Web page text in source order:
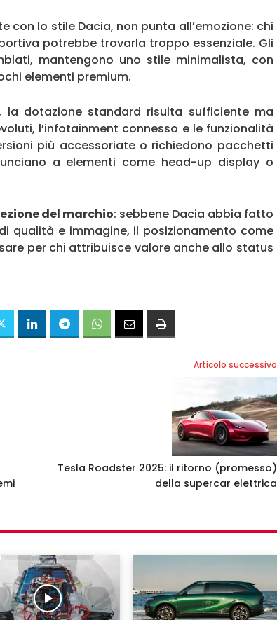
con lo stile Dacia, non punta all’emozione: chi
potrebbe trovarla troppo essenziale. Gli
mantengono uno stile minimalista, con
elementi premium.
la dotazione standard risulta sufficiente ma
l’infotainment connesso e le funzionalità
più accessoriate o richiedono pacchetti
a elementi come head-up display o
del marchio: sebbene Dacia abbia fatto
qualità e immagine, il posizionamento come
per chi attribuisce valore anche allo status
Articolo successivo
Tesla Roadster 2025: il ritorno (promesso)
della supercar elettrica